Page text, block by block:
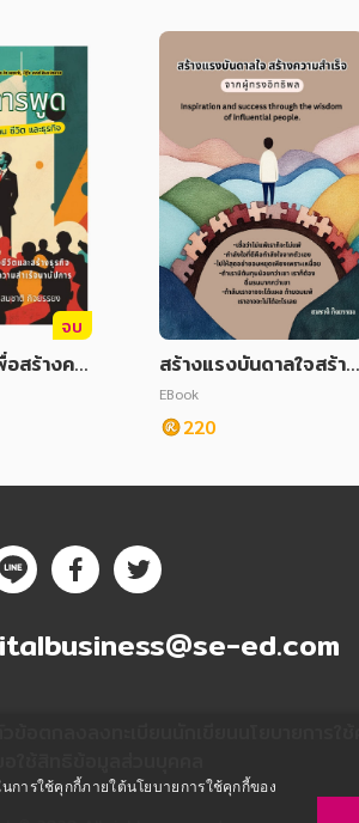
จบ
อสร้างคว
สร้างแรงบันดาลใจสร้าง
ความสำเร็จจากผู้ทรงอิท
ธิพล
EBook
220
ed.com
การใช้คุกกี้ภายใต้นโยบายการใช้คุกกี้ของ